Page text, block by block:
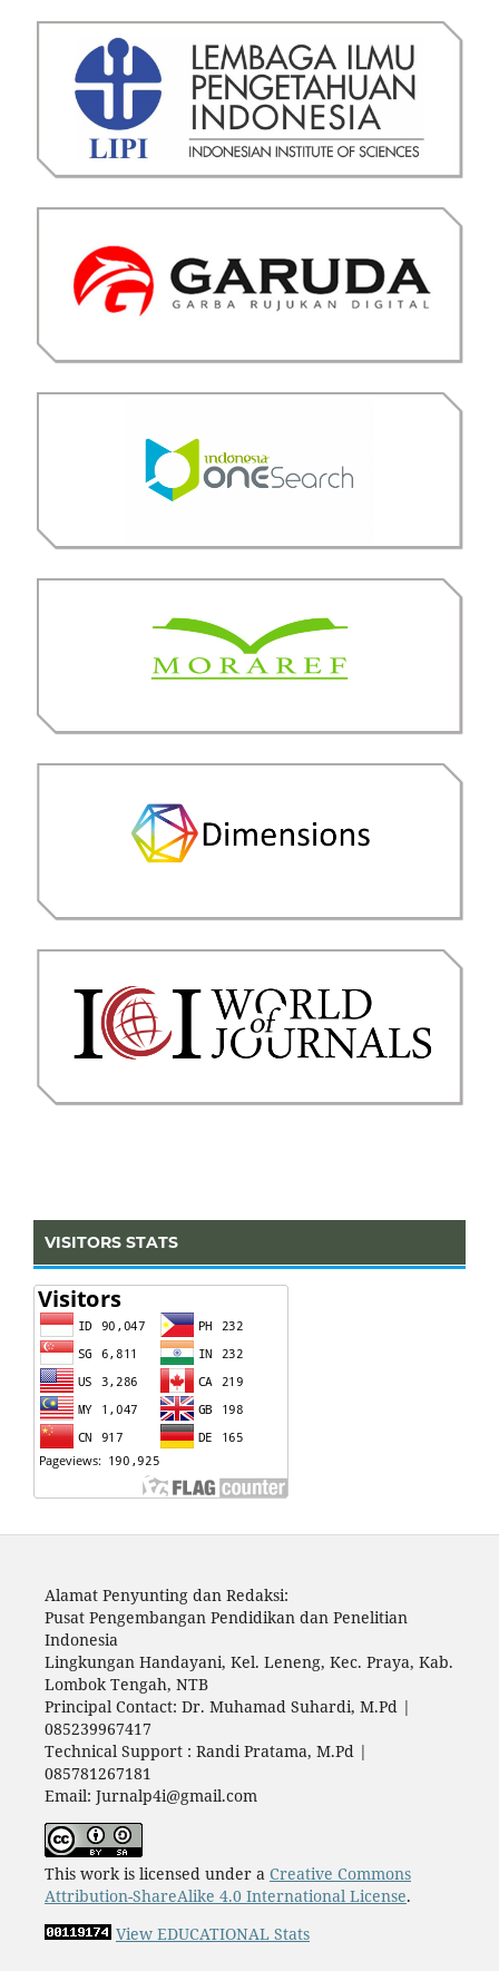
VISITORS STATS
Alamat Penyunting dan Redaksi:
Pusat Pengembangan Pendidikan dan Penelitian
Indonesia
Lingkungan Handayani, Kel. Leneng, Kec. Praya, Kab.
Lombok Tengah, NTB
Principal Contact: Dr. Muhamad Suhardi, M.Pd |
085239967417
Technical Support : Randi Pratama, M.Pd |
085781267181
Email: Jurnalp4i@gmail.com
This work is licensed under a Creative Commons
Attribution-ShareAlike 4.0 International License.
View EDUCATIONAL Stats